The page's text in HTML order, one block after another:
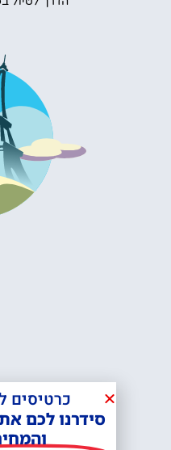
כרטיסים
סידרנו לכם